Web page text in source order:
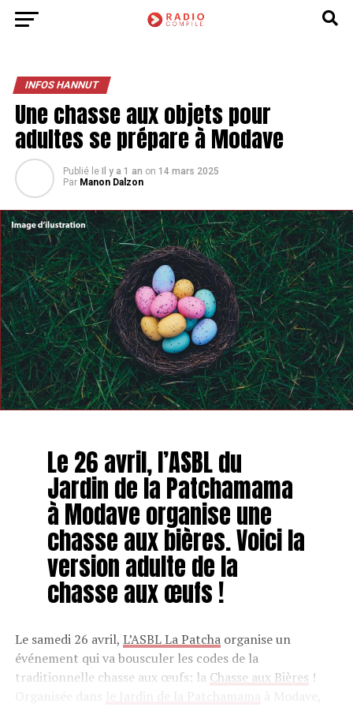
INFOS HANNUT
Une chasse aux objets pour
adultes se prépare à Modave
Publié le Il y a 1 an on 14 mars 2025
Par Manon Dalzon
Le 26 avril, l’ASBL du
Jardin de la Patchamama
à Modave organise une
chasse aux bières. Voici la
version adulte de la
chasse aux œufs !
Le samedi 26 avril, L’ASBL La Patchaorganise un
événement qui va bousculer les codes de la
traditionnelle chasse aux œufs: la Chasse aux Bières !